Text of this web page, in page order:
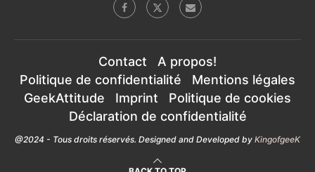
Contact
A propos!
Politique de confidentialité
Mentions légales
GeekAttitude
Imprint
Politique de cookies
Déclaration de confidentialité
@2024 - Tous droits réservés. Designed and Developed by KingofgeeK